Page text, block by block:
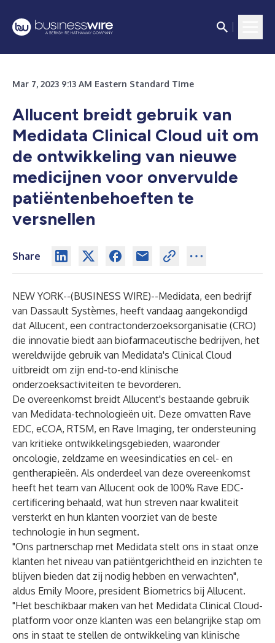
Mar 7, 2023 9:13 AM Eastern Standard Time
Allucent breidt gebruik van
Medidata Clinical Cloud uit om
de ontwikkeling van nieuwe
medicijnen voor onvervulde
patiëntenbehoeften te
versnellen
Share
NEW YORK--(BUSINESS WIRE)--Medidata, een bedrijf
van Dassault Systèmes, heeft vandaag aangekondigd
dat Allucent, een contractonderzoeksorganisatie (CRO)
die innovatie biedt aan biofarmaceutische bedrijven, het
wereldwijde gebruik van Medidata's Clinical Cloud
uitbreidt om zijn end-to-end klinische
onderzoeksactiviteiten te bevorderen.
De overeenkomst breidt Allucent's bestaande gebruik
van Medidata-technologieën uit. Deze omvatten Rave
EDC, eCOA, RTSM, en Rave Imaging, ter ondersteuning
van kritieke ontwikkelingsgebieden, waaronder
oncologie, zeldzame en weesindicaties en cel- en
gentherapieën. Als onderdeel van deze overeenkomst
heeft het team van Allucent ook de 100% Rave EDC-
certificering behaald, wat hun streven naar kwaliteit
versterkt en hun klanten voorziet van de beste
technologie in hun segment.
"Ons partnerschap met Medidata stelt ons in staat onze
klanten het niveau van patiëntgerichtheid en inzichten te
blijven bieden dat zij nodig hebben en verwachten",
aldus Emily Moore, president Biometrics bij Allucent.
"Het beschikbaar maken van het Medidata Clinical Cloud-
platform voor onze klanten was een belangrijke stap om
ons in staat te stellen de ontwikkeling van klinische